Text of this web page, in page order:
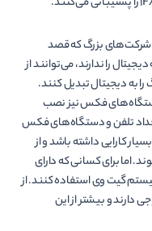
شرکت‌های بزرگ که قصد
را ندارند، می‌توانند از
به دیجیتال تبدیل کنند.
فکس نیز نصب
تلفن و دستگاه‌های فکس
کارایی داشته باشد و از
اما برای کسانی که دارای
گیت وی استفاده کنند. از
دارند و بیشتر از این